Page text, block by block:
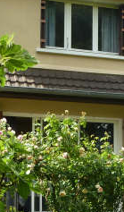
ET 1 BUREAU,
DE 1350
|Honoraires : 5%